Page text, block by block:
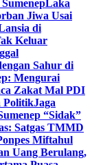
Laka
Jiwa Usai
di
Keluar
Sahur di
Mengurai
Zakat Mal PDI
PolitikJaga
“Sidak”
Satgas TMMD
Miftahul
Uang Berulang,